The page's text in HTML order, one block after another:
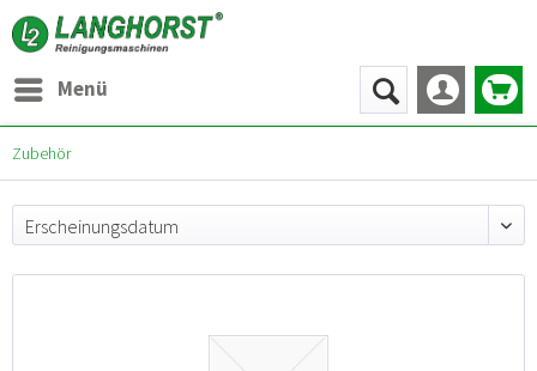
Menü
Zubehör
Erscheinungsdatum